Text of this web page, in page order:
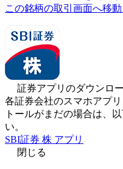
この銘柄の取引画面へ移
証券アプリのダウンロ
各証券会社のスマホアプ
トールがまだの場合は、
い。
SBI証券 株 アプリ
閉じる